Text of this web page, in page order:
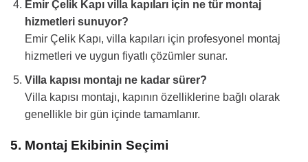
Emir Çelik Kapı villa kapıları için ne tür montaj
hizmetleri sunuyor?
Emir Çelik Kapı, villa kapıları için profesyonel montaj
hizmetleri ve uygun fiyatlı çözümler sunar.
Villa kapısı montajı ne kadar sürer?
Villa kapısı montajı, kapının özelliklerine bağlı olarak
genellikle bir gün içinde tamamlanır.
5. Montaj Ekibinin Seçimi